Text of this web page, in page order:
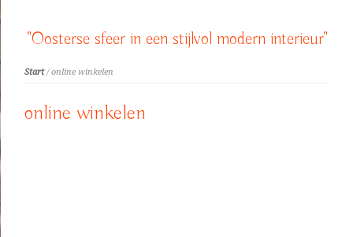
"Oosterse sfeer in een stijlvol modern interieur"
Start/ online winkelen
online winkelen